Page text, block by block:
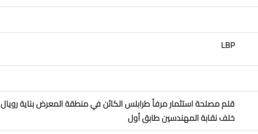
LBP
قلم مصلحة استثمار مرفأ طرابلس الكائن في منطقة المعرض بناية رويال
خلف نقابة المهندسين طابق أول